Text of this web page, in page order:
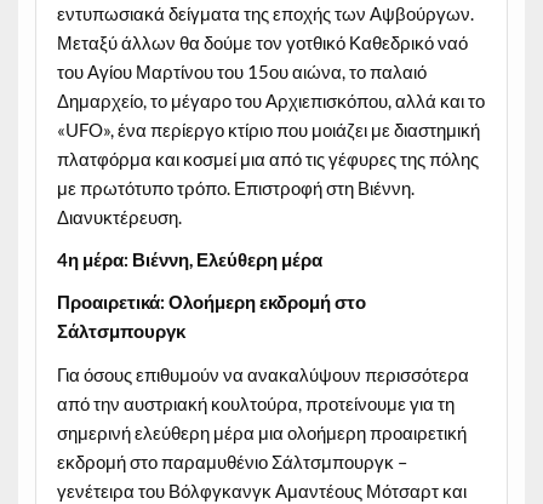
εντυπωσιακά δείγματα της εποχής των Αψβούργων.
Μεταξύ άλλων θα δούμε τον γοτθικό Καθεδρικό ναό
του Αγίου Μαρτίνου του 15ου αιώνα, το παλαιό
Δημαρχείο, το μέγαρο του Αρχιεπισκόπου, αλλά και το
«UFO», ένα περίεργο κτίριο που μοιάζει με διαστημική
πλατφόρμα και κοσμεί μια από τις γέφυρες της πόλης
με πρωτότυπο τρόπο. Επιστροφή στη Βιέννη.
Διανυκτέρευση.
4η μέρα: Βιέννη, Ελεύθερη μέρα
Προαιρετικά: Ολοήμερη εκδρομή στο
Σάλτσμπουργκ
Για όσους επιθυμούν να ανακαλύψουν περισσότερα
από την αυστριακή κουλτούρα, προτείνουμε για τη
σημερινή ελεύθερη μέρα μια ολοήμερη προαιρετική
εκδρομή στο παραμυθένιο Σάλτσμπουργκ –
γενέτειρα του Βόλφγκανγκ Αμαντέους Μότσαρτ και